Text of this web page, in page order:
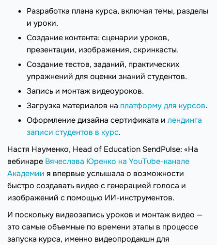
Разработка плана курса, включая темы, разделы
и уроки.
Создание контента: сценарии уроков,
презентации, изображения, скринкасты.
Создание тестов, заданий, практических
упражнений для оценки знаний студентов.
Запись и монтаж видеоуроков.
Загрузка материалов на платформу для курсов.
Оформление дизайна сертификата и лендинга
записи студентов в курс.
Настя Науменко, Head of Education SendPulse: «На
вебинаре Вячеслава Юренко на YouTube-канале
Академии я впервые услышала о возможности
быстро создавать видео с генерацией голоса и
изображений с помощью ИИ-инструментов.
И поскольку видеозапись уроков и монтаж видео —
это самые объемные по времени этапы в процессе
запуска курса, именно видеопродакшн для